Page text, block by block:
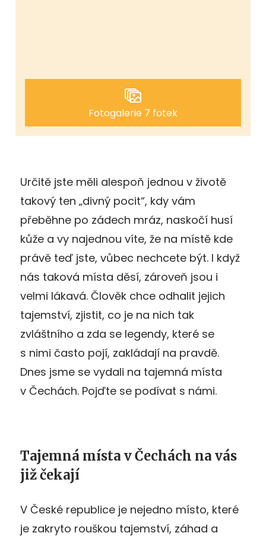
Fotogalerie 7 fotek
Určitě jste měli alespoň jednou v životě
takový ten „divný pocit“, kdy vám
přeběhne po zádech mráz, naskočí husí
kůže a vy najednou víte, že na místě kde
právě teď jste, vůbec nechcete být. I když
nás taková místa děsí, zároveň jsou i
velmi lákavá. Člověk chce odhalit jejich
tajemství, zjistit, co je na nich tak
zvláštního a zda se legendy, které se
s nimi často pojí, zakládají na pravdě.
Dnes jsme se vydali na tajemná místa
v Čechách. Pojďte se podívat s námi.
Tajemná místa v Čechách na vás
již čekají
V České republice je nejedno místo, které
je zakryto rouškou tajemství, záhad a